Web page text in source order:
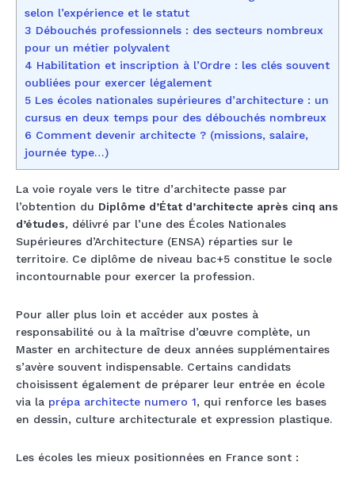
selon l’expérience et le statut
3 Débouchés professionnels : des secteurs nombreux
pour un métier polyvalent
4 Habilitation et inscription à l’Ordre : les clés souvent
oubliées pour exercer légalement
5 Les écoles nationales supérieures d’architecture : un
cursus en deux temps pour des débouchés nombreux
6 Comment devenir architecte ? (missions, salaire,
journée type…)
La voie royale vers le titre d’architecte passe par
l’obtention du Diplôme d’État d’architecte après cinq ans
d’études, délivré par l’une des Écoles Nationales
Supérieures d’Architecture (ENSA) réparties sur le
territoire. Ce diplôme de niveau bac+5 constitue le socle
incontournable pour exercer la profession.
Pour aller plus loin et accéder aux postes à
responsabilité ou à la maîtrise d’œuvre complète, un
Master en architecture de deux années supplémentaires
s’avère souvent indispensable. Certains candidats
choisissent également de préparer leur entrée en école
via la prépa architecte numero 1, qui renforce les bases
en dessin, culture architecturale et expression plastique.
Les écoles les mieux positionnées en France sont :